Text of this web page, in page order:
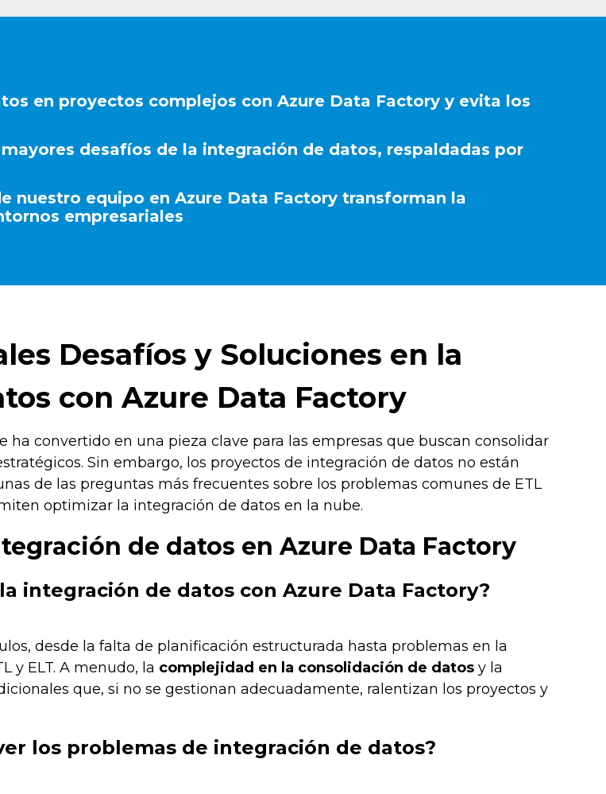
en proyectos complejos con Azure Data Factory y evita los
desafíos de la integración de datos, respaldadas por
nuestro equipo en Azure Data Factory transforman la
empresariales
Desafíos y Soluciones en la
con Azure Data Factory
ha convertido en una pieza clave para las empresas que buscan consolidar
Sin embargo, los proyectos de integración de datos no están
de las preguntas más frecuentes sobre los problemas comunes de ETL
optimizar la integración de datos en la nube.
de datos en Azure Data Factory
integración de datos con Azure Data Factory?
desde la falta de planificación estructurada hasta problemas en la
y ELT. A menudo, la complejidad en la consolidación de datos y la
que, si no se gestionan adecuadamente, ralentizan los proyectos y
los problemas de integración de datos?